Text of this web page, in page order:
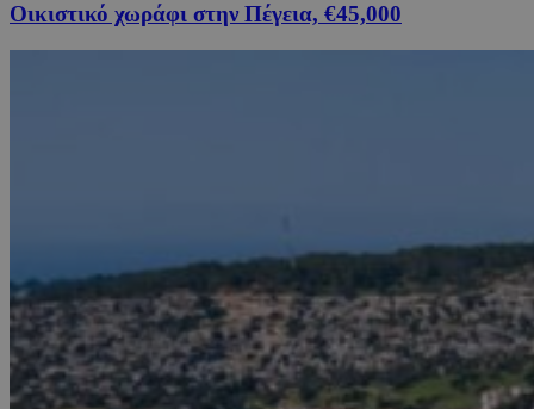
Οικιστικό χωράφι στην Πέγεια, €45,000